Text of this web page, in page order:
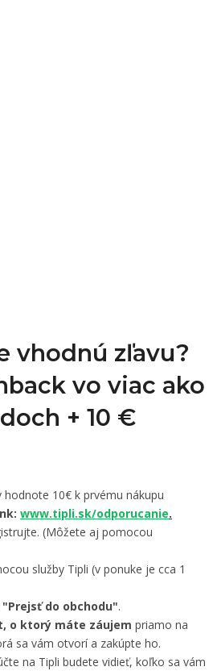
vhodnú zľavu?
vo viac ako
+ 10 €
hodnote 10€ k prvému nákupu
www.tipli.sk/odporucanie.
(Môžete aj pomocou
služby Tipli (v ponuke je cca 1
do obchodu".
o ktorý máte záujem priamo na
sa vám otvorí a zakúpte ho.
na Tipli budete vidieť, koľko sa vám